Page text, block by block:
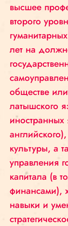
высшее
второго
лет на
обществе
латышского
иностранных
культуры, а
управления
капитала (в
финансами),
навыки и